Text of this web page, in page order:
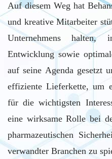
Auf diesem Weg hat
und kreative Mitarbeiter
Unternehmens halten,
Entwicklung sowie
auf seine Agenda gesetzt
effiziente Lieferkette, um
für die wichtigsten
eine wirksame Rolle bei
pharmazeutischen
verwandter Branchen zu